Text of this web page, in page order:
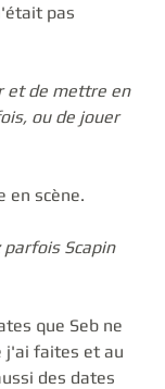
pas
et de mettre en
ou de jouer
en scène.
parfois Scapin
que Seb ne
j'ai faites et au
des dates